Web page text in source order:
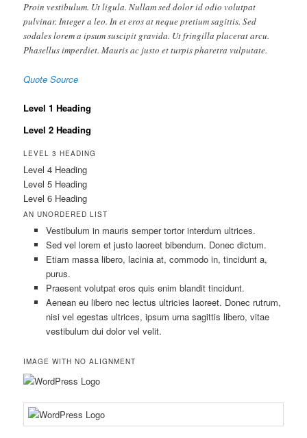
Proin vestibulum. Ut ligula. Nullam sed dolor id odio volutpat
pulvinar. Integer a leo. In et eros at neque pretium sagittis. Sed
sodales lorem a ipsum suscipit gravida. Ut fringilla placerat arcu.
Phasellus imperdiet. Mauris ac justo et turpis pharetra vulputate.
Quote Source
Level 1 Heading
Level 2 Heading
LEVEL 3 HEADING
Level 4 Heading
Level 5 Heading
Level 6 Heading
AN UNORDERED LIST
Vestibulum in mauris semper tortor interdum ultrices.
Sed vel lorem et justo laoreet bibendum. Donec dictum.
Etiam massa libero, lacinia at, commodo in, tincidunt a,
purus.
Praesent volutpat eros quis enim blandit tincidunt.
Aenean eu libero nec lectus ultricies laoreet. Donec rutrum,
nisi vel egestas ultrices, ipsum urna sagittis libero, vitae
vestibulum dui dolor vel velit.
IMAGE WITH NO ALIGNMENT